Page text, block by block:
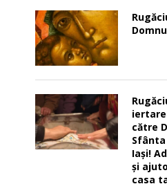
către
Iaşi!
şi
casa